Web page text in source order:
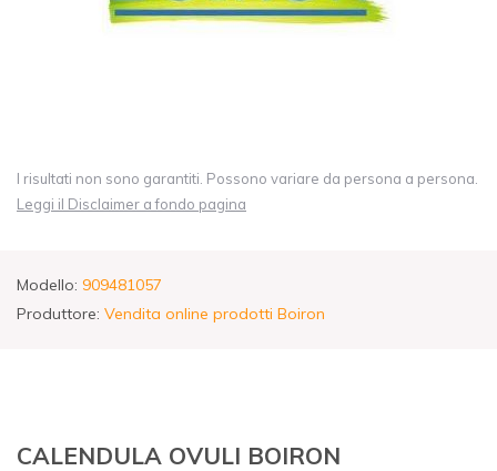
I risultati non sono garantiti. Possono variare da persona a persona.
Leggi il Disclaimer a fondo pagina
Modello: 909481057
Produttore: Vendita online prodotti Boiron
CALENDULA OVULI BOIRON